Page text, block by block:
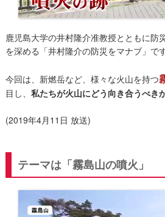
鹿児島大学の井村隆介准教授とともに防
を深める「井村隆介の防災をマナブ」です
今回は、新燃岳など、様々な火山を持つ
目し、 私たちが火山にどう向き合うべき
(2019年4月11日 放送)
テーマは「霧島山の噴火」